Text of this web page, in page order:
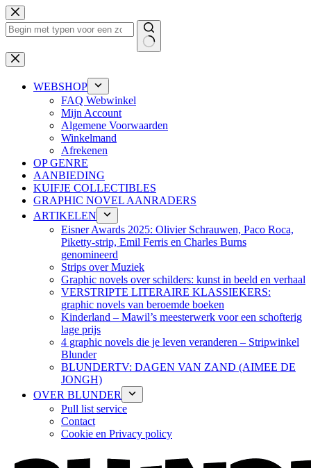
Ga
naar
de
Geen
resultaten
WEBSHOP
FAQ Webwinkel
Mijn Account
Algemene Voorwaarden
Winkelmand
Afrekenen
OP GENRE
AANBIEDING
KUIFJE COLLECTIBLES
GRAPHIC NOVEL AANRADERS
ARTIKELEN
Eisner Awards 2025: Olivier Schrauwen, Paco Roca,
Piketty-strip, Emil Ferris en Charles Burns
genomineerd
Strips over Muziek
Graphic novels over schilders: kunst in beeld en verhaal
VERSTRIPTE LITERAIRE KLASSIEKERS:
graphic novels van beroemde boeken
Kinderland – Mawil’s meesterwerk voor een schofterig
lage prijs
4 graphic novels die je leven veranderen – Stripwinkel
Blunder
BLUNDERTV: DAGEN VAN ZAND (AIMEE DE
JONGH)
OVER BLUNDER
Pull list service
Contact
Cookie en Privacy policy